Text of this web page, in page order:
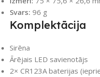
Svars: 96 g
Komplektācija
Sirēna
Ārējais LED savienotājs
2× CR123A baterijas